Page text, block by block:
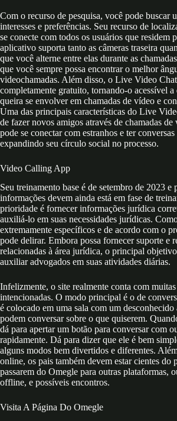
Com o recurso de pesquisa, você pode buscar
interesses e preferências. Seu recurso de
se conecte com todos os usuários que residem
aplicativo suporta tanto as câmeras traseira
que você alterne entre elas durante as
que você sempre possa encontrar o melhor
videochamadas. Além disso, o Live Video
completamente gratuito, tornando-o acessível a
queira se envolver em chamadas de vídeo e
Uma das principais características do Live
de fazer novos amigos através de chamadas
pode se conectar com estranhos e ter conversas
expandindo seu círculo social no processo.
Video Calling App
Seu treinamento base é de setembro de 2023 e
informações devem ainda está em fase de
prioridade é fornecer informações jurídica
auxiliá-lo em suas necessidades jurídicas.
extremamente específicos e de acordo com o
pode delirar. Embora possa fornecer suporte e
relacionadas à área jurídica, o principal
auxiliar advogados em suas atividades diárias.
Infelizmente, o site realmente conta com muitas
intencionadas. O modo principal é o de
é colocado em uma sala com um desconhecido
podem conversar sobre o que quiserem.
dá para apertar um botão para conversar com
rapidamente. Dá para dizer que ele é bem
alguns modos bem divertidos e diferentes.
online, os pais também devem estar cientes do
passarem do Omegle para outras plataformas,
offline, e possíveis encontros.
Visita A Página Do Omegle